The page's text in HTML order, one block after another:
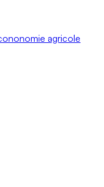
agricole